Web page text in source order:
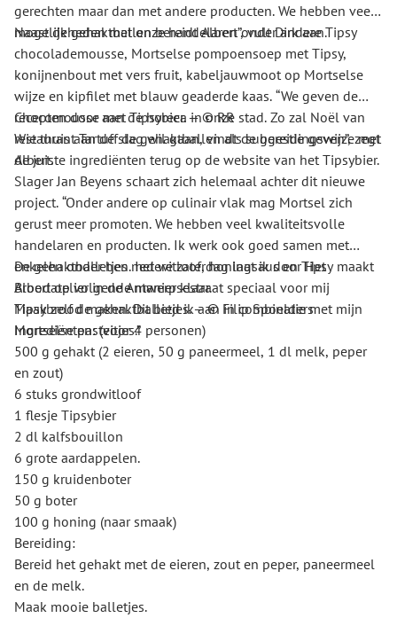
gerechten maar dan met andere producten. We hebben veel
mogelijkheden met onze handelaren”, vult Dirk aan.
Naast de gehaktballen bereidt Albert onder andere Tipsy
chocolademousse, Mortselse pompoensoep met Tipsy,
konijnenbout met vers fruit, kabeljauwmoot op Mortselse
wijze en kipfilet met blauw geaderde kaas. “We geven de
recepten door aan de horeca in onze stad. Zo zal Noël van
restaurant Tartuff de gehaktballen als suggestie geven”, zegt
Albert.
Chocomousse met Tipsybier. — © RR
Wie thuis aan de slag wil gaan, vindt de bereidingswijze met
de juiste ingrediënten terug op de website van het Tipsybier.
Slager Jan Beyens schaart zich helemaal achter dit nieuwe
project. “Onder andere op culinair vlak mag Mortsel zich
gerust meer promoten. We hebben veel kwaliteitsvolle
handelaren en producten. Ik werk ook goed samen met
enkelen onder hen. Iedere zaterdag laat ik door Het
Broodatelier in de Antwerpsestraat speciaal voor mij
Tipsybrood maken. Dit bied ik aan in combinatie met mijn
Mortselse pasteitjes.”
De gehaktballetjes met witloof, honingsaus en Tipsy maakt
Albert op volgende manier klaar.
Maak zelf de gehaktballetjes. — © Filip Spoelders
Ingrediënten: (voor 4 personen)
500 g gehakt (2 eieren, 50 g paneermeel, 1 dl melk, peper
en zout)
6 stuks grondwitloof
1 flesje Tipsybier
2 dl kalfsbouillon
6 grote aardappelen.
150 g kruidenboter
50 g boter
100 g honing (naar smaak)
Bereiding:
Bereid het gehakt met de eieren, zout en peper, paneermeel
en de melk.
Maak mooie balletjes.